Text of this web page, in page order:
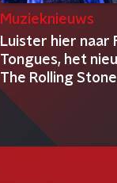
Muzieknieuws
Luister hier naar
Tongues, het
The Rolling